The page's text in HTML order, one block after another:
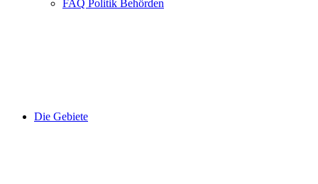
FAQ Politik Behörden
Die Gebiete